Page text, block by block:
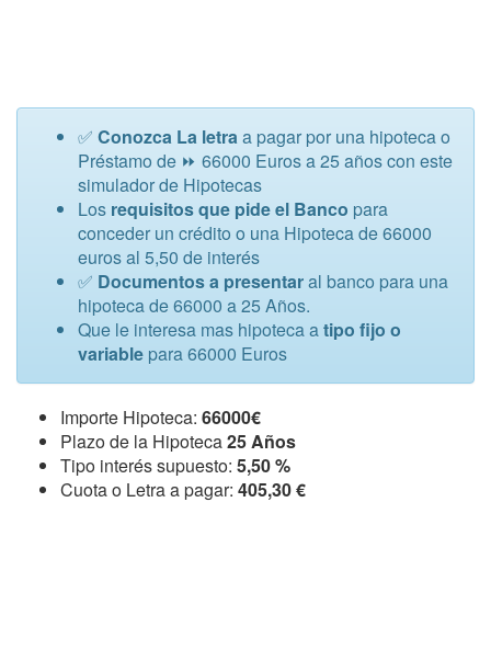
✅ Conozca La letraa pagar por una hipoteca o
Préstamo de ⏩ 66000 Euros a 25 años con este
simulador de Hipotecas
Los requisitos que pide el Banco para
conceder un crédito o una Hipoteca de 66000
euros al 5,50 de interés
✅ Documentos a presentaral banco para una
hipoteca de 66000 a 25 Años.
Que le interesa mas hipoteca atipo fijo o
variable para 66000 Euros
Importe Hipoteca: 66000€
Plazo de la Hipoteca25 Años
Tipo interés supuesto: 5,50 %
Cuota o Letra a pagar: 405,30 €